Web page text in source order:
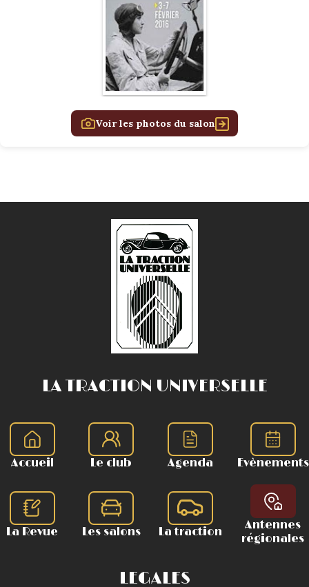
Voir les photos du salon
LA TRACTION UNIVERSELLE
Accueil Le club Agenda Evènements
La Revue Les salons La traction
Antennes
régionales
LEGALES